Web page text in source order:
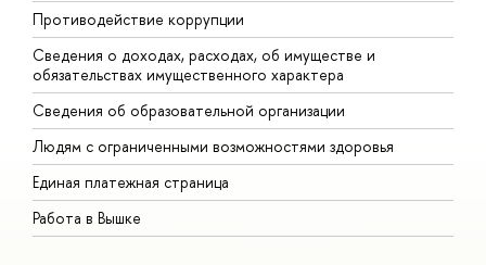
Противодействие коррупции
Сведения о доходах, расходах, об имуществе и
обязательствах имущественного характера
Сведения об образовательной организации
Людям с ограниченными возможностями здоровья
Единая платежная страница
Работа в Вышке